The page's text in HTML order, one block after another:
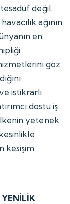
değil.
ağının
en
göz
istikrarlı
dostu iş
yetenek
kesişim